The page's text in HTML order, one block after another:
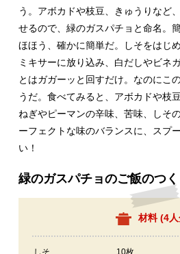
う。アボカドや枝豆、きゅうりなど
せるので、緑のガスパチョと命名。
ほほう、確かに簡単だ。しそをはじ
ミキサーに放り込み、白だしやビネ
とはガガーッと回すだけ。なのにこ
うだ。食べてみると、アボカドや枝
ねぎやピーマンの辛味、苦味、しそ
ーフェクトな味のバランスに、スプ
い！
緑のガスパチョのご飯のつ
材料 (4人
しそ
10枚